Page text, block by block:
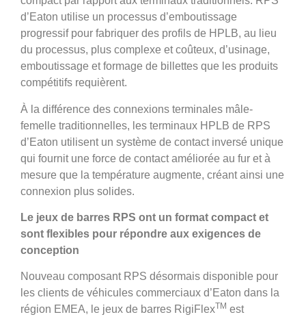
d’Eaton utilise un processus d’emboutissage
progressif pour fabriquer des profils de HPLB, au lieu
du processus, plus complexe et coûteux, d’usinage,
emboutissage et formage de billettes que les produits
compétitifs requièrent.
À la différence des connexions terminales mâle-
femelle traditionnelles, les terminaux HPLB de RPS
d’Eaton utilisent un système de contact inversé unique
qui fournit une force de contact améliorée au fur et à
mesure que la température augmente, créant ainsi une
connexion plus solides.
Le jeux de barres RPS ont un format compact et
sont flexibles pour répondre aux exigences de
conception
Nouveau composant RPS désormais disponible pour
les clients de véhicules commerciaux d’Eaton dans la
région EMEA, le jeux de barres RigiFlexTM est